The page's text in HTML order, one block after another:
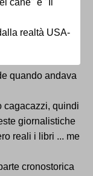
cane" e "Il
realtà USA-
quando andava
cagacazzi, quindi
giornalistiche
reali i libri ... me
cronostorica